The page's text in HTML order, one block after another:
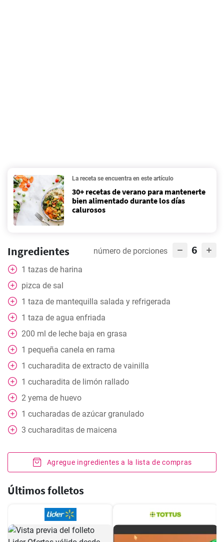
La receta se encuentra en este artículo
30+ recetas de verano para mantenerte
bien alimentado durante los días
calurosos
Ingredientes número de porciones 6
1 tazas de harina
pizca de sal
1 taza de mantequilla salada y refrigerada
1 taza de agua enfriada
200 ml de leche baja en grasa
1 pequeña canela en rama
1 cucharadita de extracto de vainilla
1 cucharadita de limón rallado
2 yema de huevo
1 cucharadas de azúcar granulado
3 cucharaditas de maicena
Agregue ingredientes a la lista de compras
Últimos folletos